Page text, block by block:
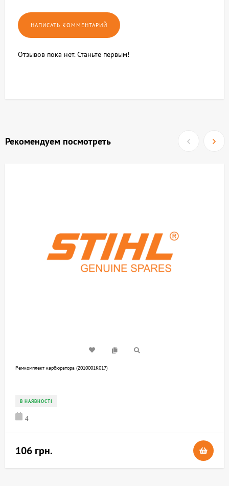
Отзывов пока нет. Станьте первым!
Рекомендуем посмотреть
Ремкомплект карбюратора (Z010001K017)
В НАЯВНОСТІ
4
106 грн.